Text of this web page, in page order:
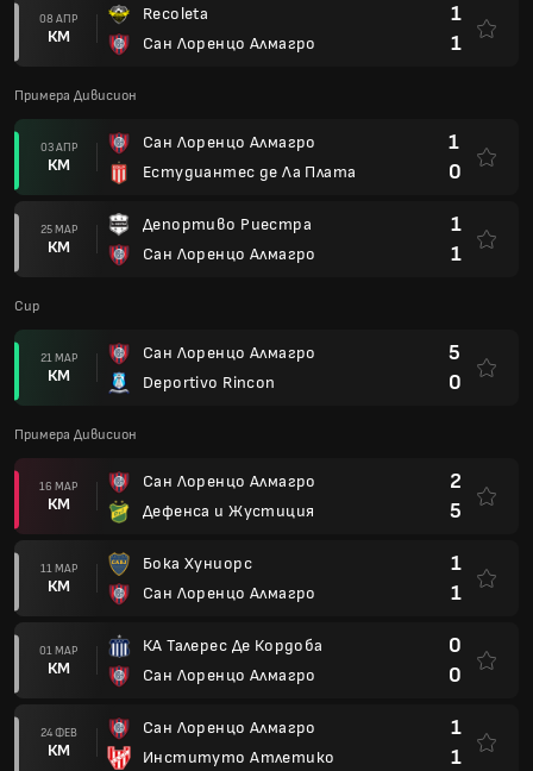
08 АПР
КМ
Recoleta
Сан Лоренцо Алмагро
1
1
Примера Дивисион
03 АПР
КМ
Сан Лоренцо Алмагро
Естудиантес де Ла Плата
1
0
25 МАР
КМ
Депортиво Риестра
Сан Лоренцо Алмагро
1
1
Cup
21 МАР
КМ
Сан Лоренцо Алмагро
Deportivo Rincon
5
0
Примера Дивисион
16 МАР
КМ
Сан Лоренцо Алмагро
Дефенса и Жустиция
2
5
11 МАР
КМ
Бока Хуниорс
Сан Лоренцо Алмагро
1
1
01 МАР
КМ
КА Талерес Де Кордоба
Сан Лоренцо Алмагро
0
0
24 ФЕВ
КМ
Сан Лоренцо Алмагро
Институто Атлетико
1
1